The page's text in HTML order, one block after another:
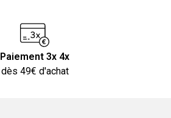
Paiement 3x 4x
dès 49€ d'achat